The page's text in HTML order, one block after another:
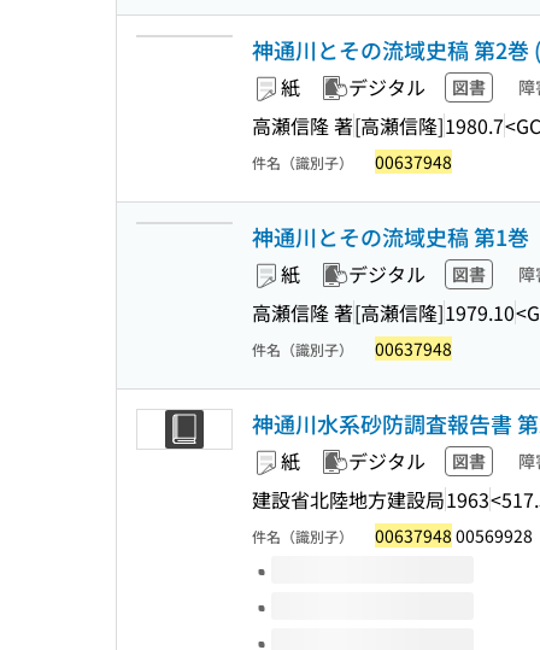
神通川とその流域史稿 第2巻
紙 デジタル 図書
高瀬信隆 著[高瀬信隆]1980.7
件名（識別子） 00637948
神通川とその流域史稿 第1巻
紙 デジタル 図書
高瀬信隆 著[高瀬信隆]1979.10
件名（識別子） 00637948
神通川水系砂防調査報告書
紙 デジタル 図書
建設省北陸地方建設局1963
件名（識別子） 00637948 00569928
このタイトルの巻号